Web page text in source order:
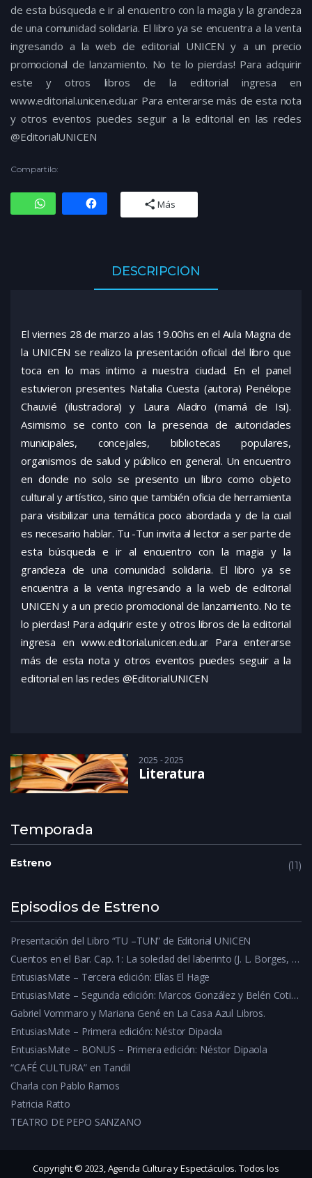
de esta búsqueda e ir al encuentro con la magia y la grandeza
de una comunidad solidaria. El libro ya se encuentra a la venta
ingresando a la web de editorial UNICEN y a un precio
promocional de lanzamiento. No te lo pierdas! Para adquirir
este y otros libros de la editorial ingresa en
www.editorial.unicen.edu.ar Para enterarse más de esta nota
y otros eventos puedes seguir a la editorial en las redes
@EditorialUNICEN
Compartilo:
Más
DESCRIPCIÓN
El viernes 28 de marzo a las 19.00hs en el Aula Magna de
la UNICEN se realizo la presentación oficial del libro que
toca en lo mas intimo a nuestra ciudad. En el panel
estuvieron presentes Natalia Cuesta (autora) Penélope
Chauvié (ilustradora) y Laura Aladro (mamá de Isi).
Asimismo se conto con la presencia de autoridades
municipales, concejales, bibliotecas populares,
organismos de salud y público en general. Un encuentro
en donde no solo se presento un libro como objeto
cultural y artístico, sino que también oficia de herramienta
para visibilizar una temática poco abordada y de la cual
es necesario hablar. Tu -Tun invita al lector a ser parte de
esta búsqueda e ir al encuentro con la magia y la
grandeza de una comunidad solidaria. El libro ya se
encuentra a la venta ingresando a la web de editorial
UNICEN y a un precio promocional de lanzamiento. No te
lo pierdas! Para adquirir este y otros libros de la editorial
ingresa en www.editorial.unicen.edu.ar Para enterarse
más de esta nota y otros eventos puedes seguir a la
editorial en las redes @EditorialUNICEN
2025 - 2025
Literatura
Temporada
Estreno 11
Episodios de Estreno
Presentación del Libro “TU –TUN” de Editorial UNICEN
Cuentos en el Bar. Cap. 1: La soledad del laberinto (J. L. Borges, E. A. Poe, H. Nario)
EntusiasMate – Tercera edición: Elías El Hage
EntusiasMate – Segunda edición: Marcos González y Belén Cotine
Gabriel Vommaro y Mariana Gené en La Casa Azul Libros.
EntusiasMate – Primera edición: Néstor Dipaola
EntusiasMate – BONUS – Primera edición: Néstor Dipaola
“CAFÉ CULTURA” en Tandil
Charla con Pablo Ramos
Patricia Ratto
TEATRO DE PEPO SANZANO
Copyright © 2023, Agenda Cultura y Espectáculos. Todos los